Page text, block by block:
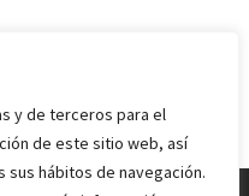
y de terceros para el
de este sitio web, así
hábitos de navegación.